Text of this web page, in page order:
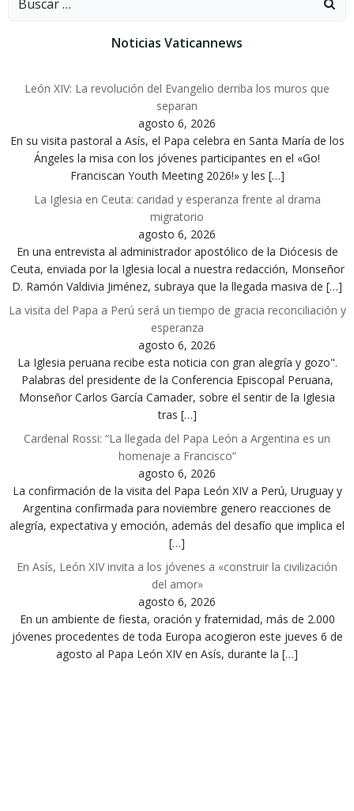
entradasentradas
Noticias Vaticannews
León XIV: La revolución del Evangelio derriba los muros que
separan
agosto 6, 2026
En su visita pastoral a Asís, el Papa celebra en Santa María de los
Ángeles la misa con los jóvenes participantes en el «Go!
Franciscan Youth Meeting 2026!» y les […]
La Iglesia en Ceuta: caridad y esperanza frente al drama
migratorio
agosto 6, 2026
En una entrevista al administrador apostólico de la Diócesis de
Ceuta, enviada por la Iglesia local a nuestra redacción, Monseñor
D. Ramón Valdivia Jiménez, subraya que la llegada masiva de […]
La visita del Papa a Perú será un tiempo de gracia reconciliación y
esperanza
agosto 6, 2026
La Iglesia peruana recibe esta noticia con gran alegría y gozo".
Palabras del presidente de la Conferencia Episcopal Peruana,
Monseñor Carlos García Camader, sobre el sentir de la Iglesia
tras […]
Cardenal Rossi: “La llegada del Papa León a Argentina es un
homenaje a Francisco”
agosto 6, 2026
La confirmación de la visita del Papa León XIV a Perú, Uruguay y
Argentina confirmada para noviembre genero reacciones de
alegría, expectativa y emoción, además del desafío que implica el
[…]
En Asís, León XIV invita a los jóvenes a «construir la civilización
del amor»
agosto 6, 2026
En un ambiente de fiesta, oración y fraternidad, más de 2.000
jóvenes procedentes de toda Europa acogieron este jueves 6 de
agosto al Papa León XIV en Asís, durante la […]